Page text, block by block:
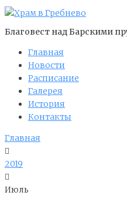
Благовест над Барскими
Главная
Новости
Расписание
Галерея
История
Контакты
Главная
2019
Июль